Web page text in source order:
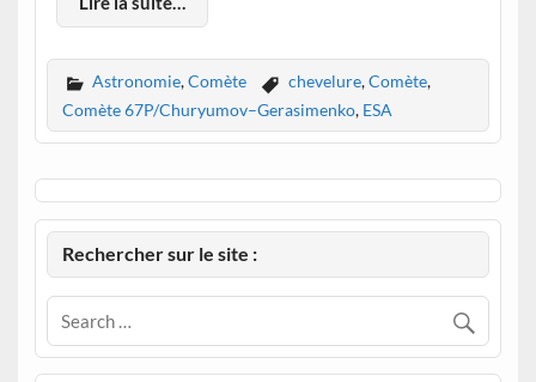
Astronomie,Comète chevelure,Comète,
Comète 67P/Churyumov–Gerasimenko, ESA
Rechercher sur le site :